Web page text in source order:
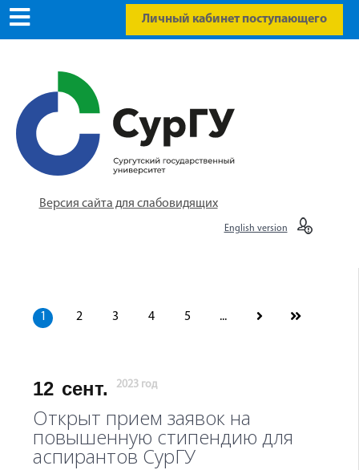
Личный кабинет поступающего
Версия сайта для слабовидящих
English version
1 2 3 4 5 ...
12 сент. 2023 год
Открыт прием заявок на
повышенную стипендию для
аспирантов СурГУ